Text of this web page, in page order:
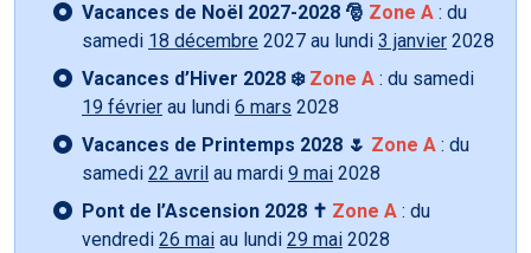
Vacances de Noël 2027-2028 🎅 Zone A : du
samedi 18 décembre 2027 au lundi 3 janvier 2028
Vacances d’Hiver 2028 ❄️ Zone A : du samedi
19 février au lundi 6 mars 2028
Vacances de Printemps 2028 🌷 Zone A : du
samedi 22 avril au mardi 9 mai 2028
Pont de l’Ascension 2028 ✝️ Zone A : du
vendredi 26 mai au lundi 29 mai 2028